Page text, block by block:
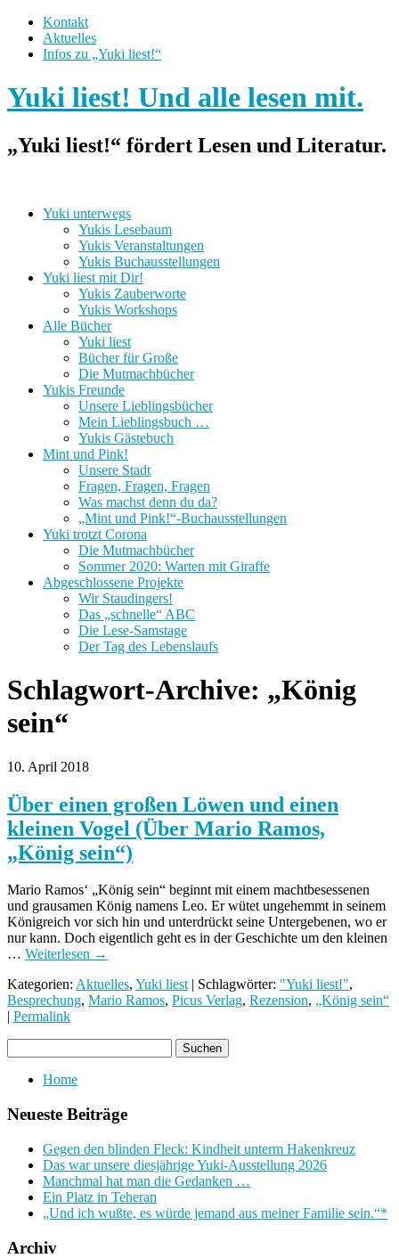
Kontakt
Aktuelles
Infos zu „Yuki liest!“
Yuki liest! Und alle lesen mit.
„Yuki liest!“ fördert Lesen und Literatur.
Yuki unterwegs
Yukis Lesebaum
Yukis Veranstaltungen
Yukis Buchausstellungen
Yuki liest mit Dir!
Yukis Zauberworte
Yukis Workshops
Alle Bücher
Yuki liest
Bücher für Große
Die Mutmachbücher
Yukis Freunde
Unsere Lieblingsbücher
Mein Lieblingsbuch …
Yukis Gästebuch
Mint und Pink!
Unsere Stadt
Fragen, Fragen, Fragen
Was machst denn du da?
„Mint und Pink!“-Buchausstellungen
Yuki trotzt Corona
Die Mutmachbücher
Sommer 2020: Warten mit Giraffe
Abgeschlossene Projekte
Wir Staudingers!
Das „schnelle“ ABC
Die Lese-Samstage
Der Tag des Lebenslaufs
Schlagwort-Archive: „König
sein“
10. April 2018
Über einen großen Löwen und einen
kleinen Vogel (Über Mario Ramos,
„König sein“)
Mario Ramos‘ „König sein“ beginnt mit einem machtbesessenen
und grausamen König namens Leo. Er wütet ungehemmt in seinem
Königreich vor sich hin und unterdrückt seine Untergebenen, wo er
nur kann. Doch eigentlich geht es in der Geschichte um den kleinen
… Weiterlesen →
Kategorien: Aktuelles, Yuki liest| Schlagwörter: "Yuki liest!",
Besprechung, Mario Ramos, Picus Verlag, Rezension, „König sein“
Permalink
Home
Neueste Beiträge
Gegen den blinden Fleck: Kindheit unterm Hakenkreuz
Das war unsere diesjährige Yuki-Ausstellung 2026
Manchmal hat man die Gedanken …
Ein Platz in Teheran
„Und ich wußte, es würde jemand aus meiner Familie sein.“*
Archiv